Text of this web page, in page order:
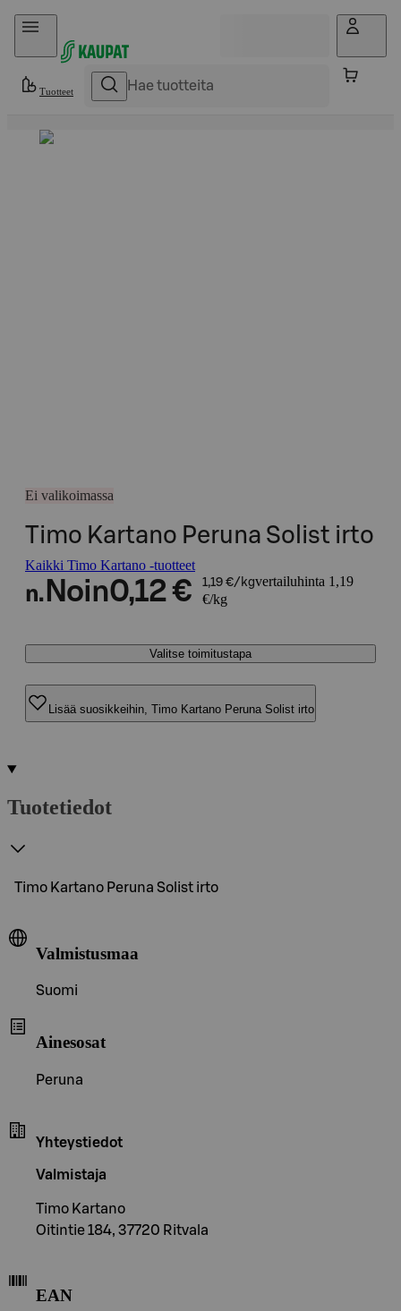
Hyppää sisältöön
Tuotteet
Ei valikoimassa
Timo Kartano Peruna Solist irto
Kaikki Timo Kartano -tuotteet
n. Noin0,12 € 1,19 €/kgvertailuhinta 1,19
€/kg
Valitse toimitustapa
Lisää suosikkeihin, Timo Kartano Peruna Solist irto
Tuotetiedot
Timo Kartano Peruna Solist irto
Valmistusmaa
Suomi
Ainesosat
Peruna
Yhteystiedot
Valmistaja
Timo Kartano
Oitintie 184, 37720 Ritvala
EAN